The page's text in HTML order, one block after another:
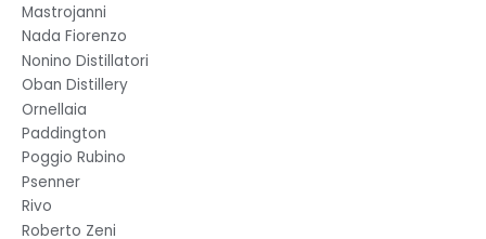
Mastrojanni
Nada Fiorenzo
Nonino Distillatori
Oban Distillery
Ornellaia
Paddington
Poggio Rubino
Psenner
Rivo
Roberto Zeni